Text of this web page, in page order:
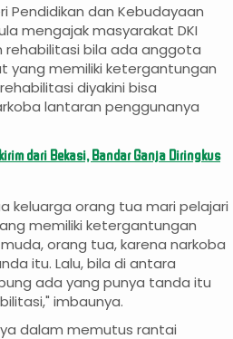
Pendidikan dan Kebudayaan
mengajak masyarakat DKI
rehabilitasi bila ada anggota
yang memiliki ketergantungan
diyakini bisa
lantaran penggunanya
dari Bekasi, Bandar Ganja Diringkus
keluarga orang tua mari pelajari
memiliki ketergantungan
orang tua, karena narkoba
itu. Lalu, bila di antara
ada yang punya tanda itu
imbaunya.
dalam memutus rantai